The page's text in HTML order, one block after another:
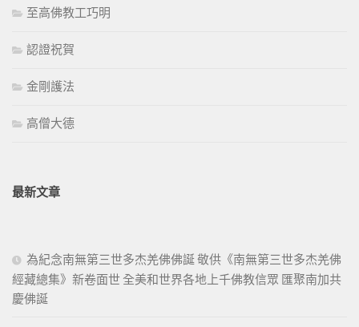
至高佛教工巧明
認證祝賀
金剛護法
高僧大德
最新文章
為紀念南無第三世多杰羌佛佛誕 敬供《南無第三世多杰羌佛
經藏總集》新卷面世 全美和世界各地上千佛教信眾 匯聚南加共
慶佛誕